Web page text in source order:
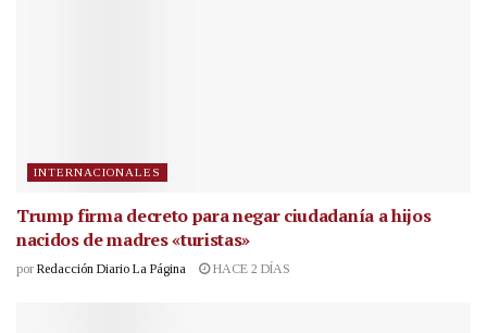
INTERNACIONALES
Trump firma decreto para negar ciudadanía a hijos
nacidos de madres «turistas»
por Redacción Diario La Página HACE 2 DÍAS